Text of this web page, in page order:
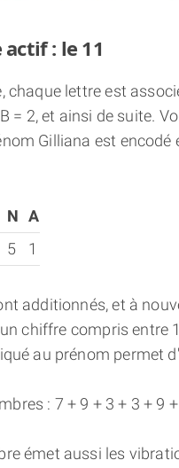
: le 11
chaque lettre est
= 2, et ainsi de suite.
Gilliana est encodé
N A
5 1
additionnés, et à
chiffre compris entre
au prénom permet
: 7 + 9 + 3 + 3 + 9 +
émet aussi les
(À PROPOS)